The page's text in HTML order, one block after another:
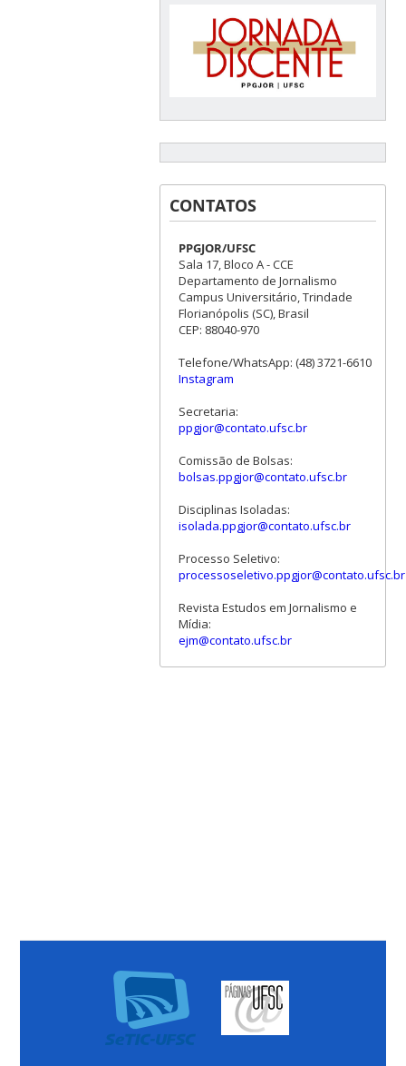
CONTATOS
PPGJOR/UFSC
Sala 17, Bloco A - CCE
Departamento de Jornalismo
Campus Universitário, Trindade
Florianópolis (SC), Brasil
CEP: 88040-970
Telefone/WhatsApp: (48) 3721-6610
Instagram
Secretaria:
ppgjor@contato.ufsc.br
Comissão de Bolsas:
bolsas.ppgjor@contato.ufsc.br
Disciplinas Isoladas:
isolada.ppgjor@contato.ufsc.br
Processo Seletivo:
processoseletivo.ppgjor@contato.ufsc.br
Revista Estudos em Jornalismo e
Mídia:
ejm@contato.ufsc.br